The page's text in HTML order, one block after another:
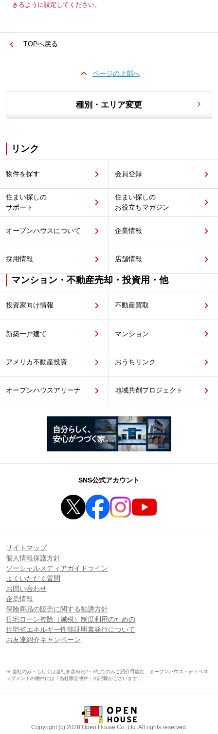
きるように設定してください。
TOPへ戻る
ページの上部へ
種別・エリア変更
リンク
物件を探す 会員登録
住まい探しの
サポート
住まい探しの
お役立ちマガジン
オープンハウスについて 企業情報
採用情報 店舗情報
マンション・不動産売却・投資用・他
投資家向け情報 不動産買取
新築一戸建て マンション
アメリカ不動産投資 おうちリンク
オープンハウスアリーナ 地域共創プロジェクト
SNS公式アカウント
サイトマップ
個人情報保護方針
ソーシャルメディアガイドライン
よくいただく質問
お問い合わせ
企業情報
保険商品の販売に関する勧誘方針
住宅ローン控除（減税）制度利用のための
住宅省エネルギー性能証明書発行について
お友達紹介キャンペーン
※ 当社のみ・もしくは当社を含めた2～3社でのみご紹介可能な、オープンハウス・ディベロ
ップメントの物件には「当社限定物件」の記載がございます。
Copyright (c) 2026 Open House Co.,Ltd. All rights reserved.